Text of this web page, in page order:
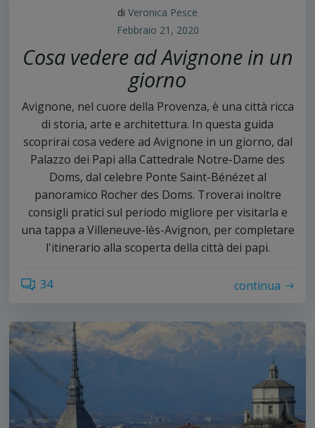
di Veronica Pesce
Febbraio 21, 2020
Cosa vedere ad Avignone in un
giorno
Avignone, nel cuore della Provenza, è una città ricca
di storia, arte e architettura. In questa guida
scoprirai cosa vedere ad Avignone in un giorno, dal
Palazzo dei Papi alla Cattedrale Notre-Dame des
Doms, dal celebre Ponte Saint-Bénézet al
panoramico Rocher des Doms. Troverai inoltre
consigli pratici sul periodo migliore per visitarla e
una tappa a Villeneuve-lès-Avignon, per completare
l'itinerario alla scoperta della città dei papi.
34 continua